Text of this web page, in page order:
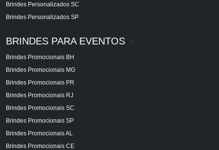
Brindes Personalizados SC
Brindes Personalizados SP
BRINDES PARA EVENTOS
Brindes Promocionais BH
Brindes Promocionais MG
Brindes Promocionais PR
Brindes Promocionais RJ
Brindes Promocionais SC
Brindes Promocionais SP
Brindes Promocionais AL
Brindes Promocionais CE